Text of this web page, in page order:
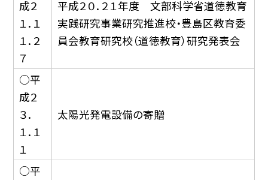
成２
１．１
１．２
７
平成２０．２１年度 文部科学省道徳教育
実践研究事業研究推進校・豊島区教育委
員会教育研究校（道徳教育）研究発表会
○平
成２
３．
１．１
１
太陽光発電設備の寄贈
○平